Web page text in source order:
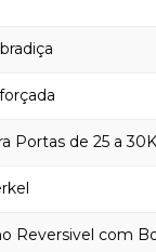
Portas de 25 a
Reversivel com